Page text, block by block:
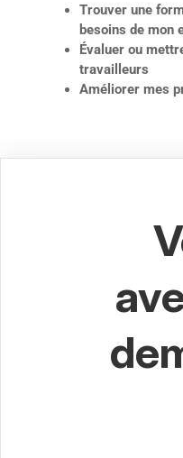
Trouver une
besoins de mon
Évaluer ou
travailleurs
Améliorer mes